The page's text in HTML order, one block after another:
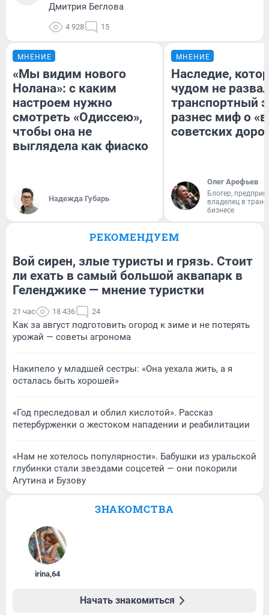
Дмитрия Беглова
4 928 15
МНЕНИЕ
«Мы видим нового
Нолана»: с каким
настроем нужно
смотреть «Одиссею»,
чтобы она не
выглядела как фиаско
Надежда Губарь
МНЕНИЕ
Наследие,
чудом не
транспортный
разнес миф о
советских
Олег Арефьев
Блогер,
владелец в
бизнесе
РЕКОМЕНДУЕМ
Вой сирен, злые туристы и грязь. Стоит
ли ехать в самый большой аквапарк в
Геленджике — мнение туристки
21 час 18 436 24
Как за август подготовить огород к зиме и не потерять
урожай — советы агронома
Накипело у младшей сестры: «Она уехала жить, а я
осталась быть хорошей»
«Год преследовал и облил кислотой». Рассказ
петербурженки о жестоком нападении и реабилитации
«Нам не хотелось популярности». Бабушки из уральской
глубинки стали звездами соцсетей — они покорили
Агутина и Бузову
ЗНАКОМСТВА
irina,64
Начать знакомиться